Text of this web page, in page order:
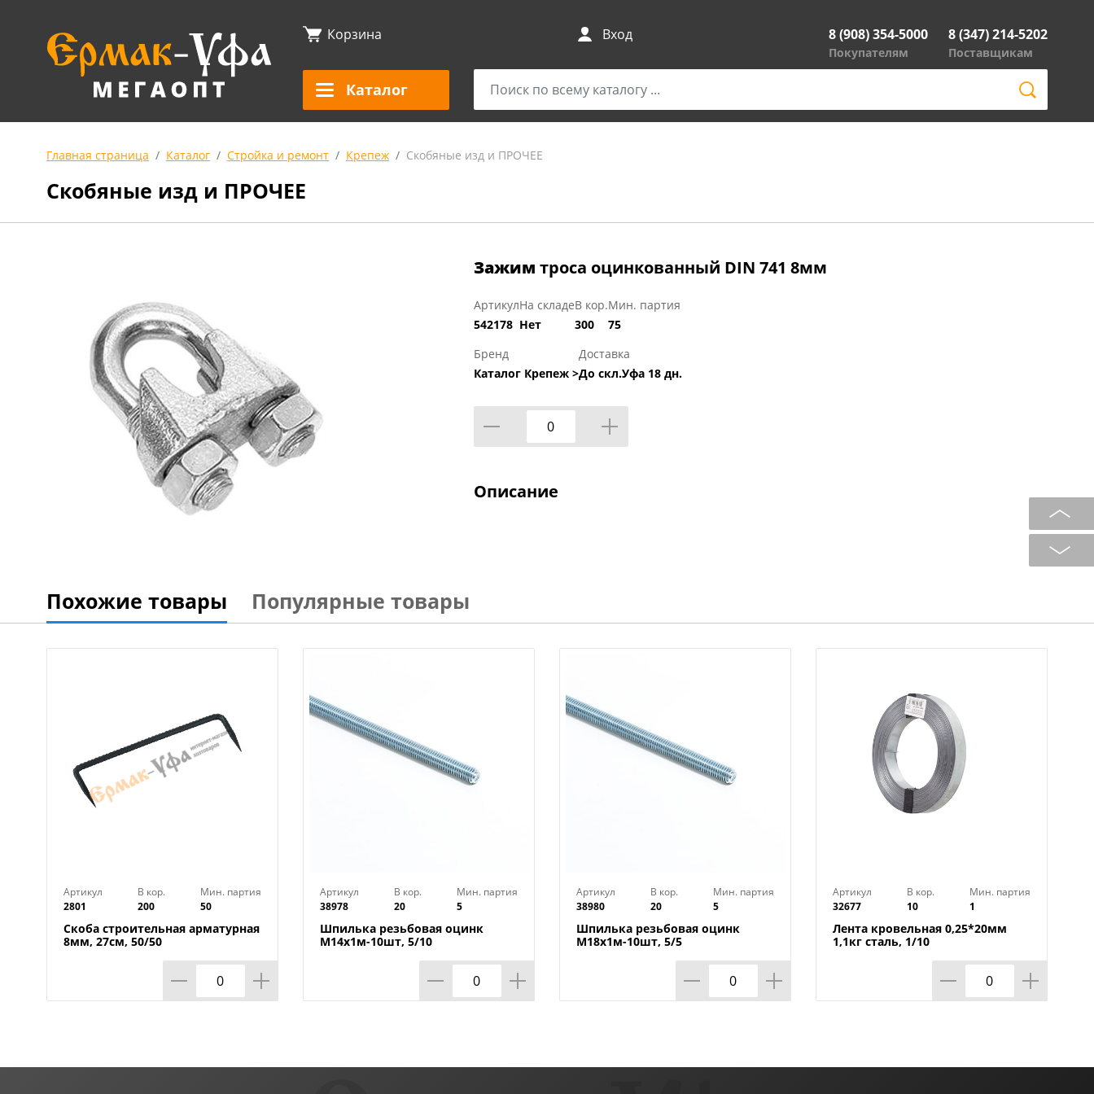
Корзина Вход 8 (908) 354-5000
Покупателям
8 (347) 214-5202
Поставщикам
Каталог
Главная страница Каталог Стройка и ремонт Крепеж Скобяные изд и ПРОЧЕЕ
Скобяные изд и ПРОЧЕЕ
Зажим троса оцинкованный DIN 741 8мм
Артикул
542178
На складе
Нет
В кор.
300
Мин. партия
75
Бренд
Каталог Крепеж >
Доставка
До скл.Уфа 18 дн.
Описание
Похожие товары Популярные товары
Артикул
2801
В кор.
200
Мин. партия
50
Скоба строительная арматурная
8мм, 27см, 50/50
Артикул
38978
В кор.
20
Мин. партия
5
Шпилька резьбовая оцинк
М14х1м-10шт, 5/10
Артикул
38980
В кор.
20
Мин. партия
5
Шпилька резьбовая оцинк
М18х1м-10шт, 5/5
Артикул
32677
В кор.
10
Мин. партия
1
Лента кровельная 0,25*20мм
1,1кг сталь, 1/10